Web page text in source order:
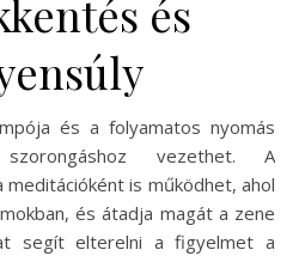
és
és a folyamatos nyomás
vezethet. A
is működhet, ahol
és átadja magát a zene
segít elterelni a figyelmet a